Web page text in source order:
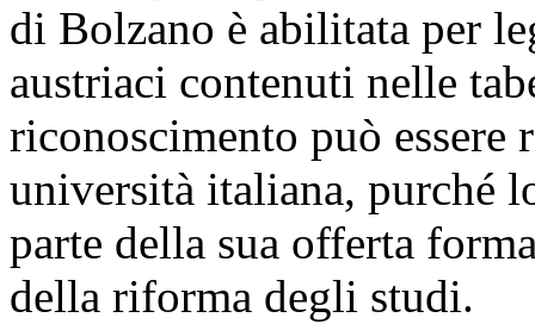
di Bolzano è abilitata per
austriaci contenuti nelle
riconoscimento può essere
università italiana, purché
parte della sua offerta
della riforma degli studi.